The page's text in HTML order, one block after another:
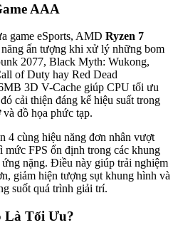
AAA
game eSports, AMD Ryzen 7
ấn tượng khi xử lý những bom
2077, Black Myth: Wukong,
of Duty hay Red Dead
3D V-Cache giúp CPU tối ưu
cải thiện đáng kể hiệu suất trong
đồ họa phức tạp.
4 cùng hiệu năng đơn nhân vượt
FPS ổn định trong các khung
nặng. Điều này giúp trải nghiệm
giảm hiện tượng sụt khung hình và
suốt quá trình giải trí.
Là Tối Ưu?